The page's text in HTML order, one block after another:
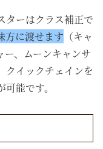
ターはクラス補正で
方に渡せます （キャ
、ムーンキャンサ
クイックチェインを
能です。